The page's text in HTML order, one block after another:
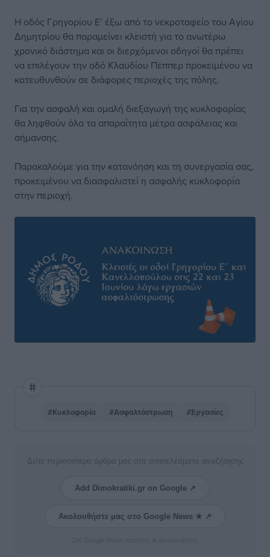
Η οδός Γρηγορίου Ε’ έξω από το νεκροταφείο του Αγίου
Δημητρίου θα παραμείνει κλειστή για το ανωτέρω
χρονικό διάστημα και οι διερχόμενοι οδηγοί θα πρέπει
να επιλέγουν την οδό Κλαυδίου Πέππερ προκειμένου να
κατευθυνθούν σε διάφορες περιοχές της πόλης.
Για την ασφαλή και ομαλή διεξαγωγή της κυκλοφορίας
θα ληφθούν όλα τα απαραίτητα μέτρα ασφάλειας και
σήμανσης.
Παρακαλούμε για την κατανόηση και τη συνεργασία σας,
προκειμένου να διασφαλιστεί η ασφαλής κυκλοφορία
στην περιοχή.
#Κυκλοφορία #Ασφαλτόστρωση #Εργασίες
Δείτε περισσότερα άρθρα μας στα αποτελέσματα αναζήτησης
Add Dimokratiki.gr on Google ↗
Ακολουθήστε μας στο Google News ★ ↗